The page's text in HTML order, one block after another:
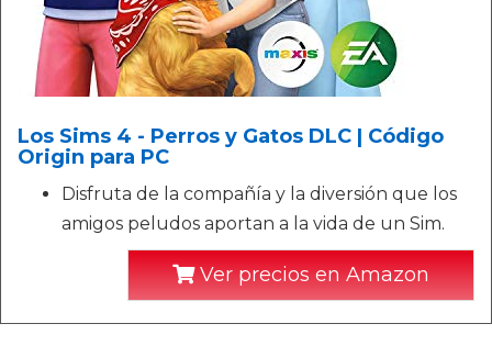
Los Sims 4 - Perros y Gatos DLC | Código
Origin para PC
Disfruta de la compañía y la diversión que los
amigos peludos aportan a la vida de un Sim.
Ver precios en Amazon